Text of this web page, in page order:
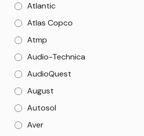
Atlantic
Atlas Copco
Atmp
Audio-Technica
AudioQuest
August
Autosol
Aver